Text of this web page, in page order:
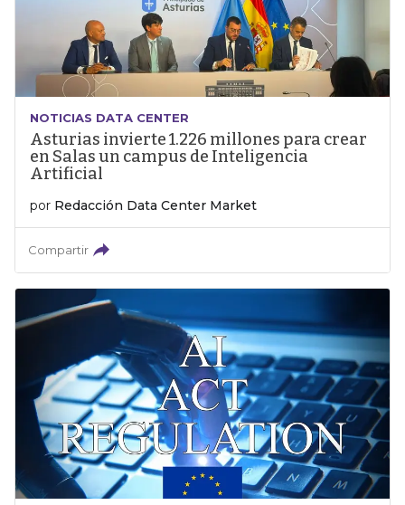
NOTICIAS DATA CENTER
Asturias invierte 1.226 millones para crear
en Salas un campus de Inteligencia
Artificial
por Redacción Data Center Market
Compartir